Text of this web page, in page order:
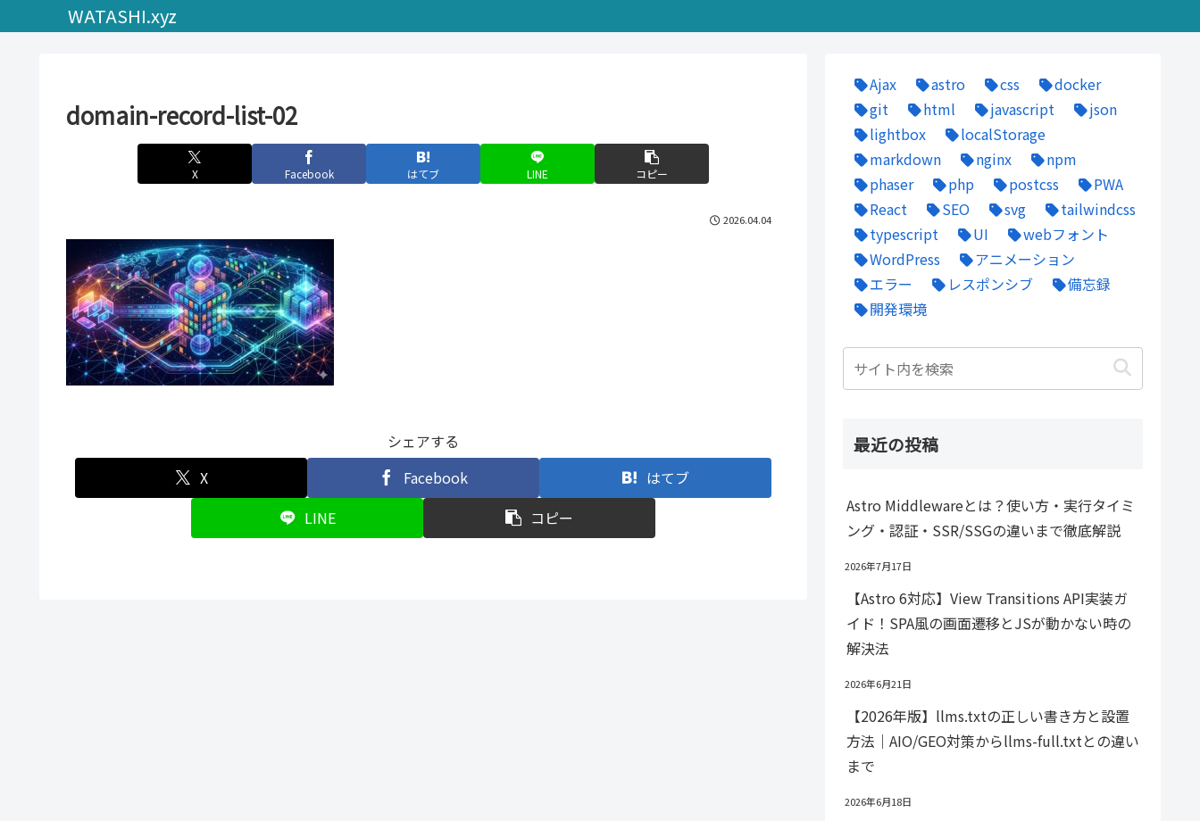
WATASHI.xyz
domain-record-list-02
X Facebook はてブ LINE コピー
2026.04.04
シェアする
X
Facebook
はてブ
LINE
コピー
Ajax astro css
docker
git
html javascript
json
lightbox
localStorage
markdown
nginx
npm
phaser
php postcss
PWA
React
SEO svg
tailwindcss
typescript
UI
webフォント
WordPress
アニメーション
エラー
レスポンシブ
備忘録
開発環境
最近の投稿
Astro Middlewareとは？使い方・実行タイミ
ング・認証・SSR/SSGの違いまで徹底解説
2026年7月17日
【Astro 6対応】View Transitions API実装ガ
イド！SPA風の画面遷移とJSが動かない時の
解決法
2026年6月21日
【2026年版】llms.txtの正しい書き方と設置
方法｜AIO/GEO対策からllms-full.txtとの違い
まで
2026年6月18日